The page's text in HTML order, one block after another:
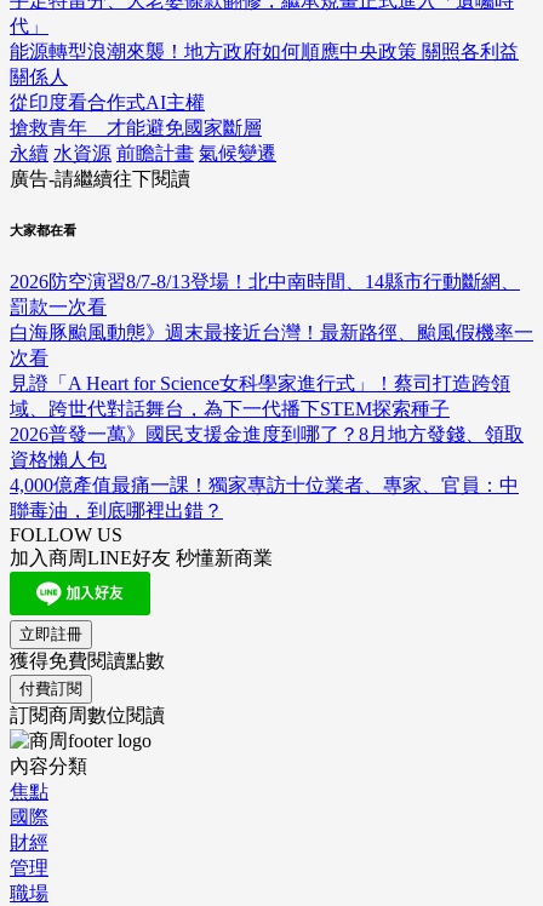
代」
能源轉型浪潮來襲！地方政府如何順應中央政策 關照各利益
關係人
從印度看合作式AI主權
搶救青年 才能避免國家斷層
永續 水資源 前瞻計畫 氣候變遷
廣告-請繼續往下閱讀
大家都在看
2026防空演習8/7-8/13登場！北中南時間、14縣市行動斷網、
罰款一次看
白海豚颱風動態》週末最接近台灣！最新路徑、颱風假機率一
次看
見證「A Heart for Science女科學家進行式」！蔡司打造跨領
域、跨世代對話舞台，為下一代播下STEM探索種子
2026普發一萬》國民支援金進度到哪了？8月地方發錢、領取
資格懶人包
4,000億產值最痛一課！獨家專訪十位業者、專家、官員：中
聯毒油，到底哪裡出錯？
FOLLOW US
加入商周LINE好友 秒懂新商業
立即註冊
獲得免費閱讀點數
付費訂閱
訂閱商周數位閱讀
內容分類
焦點
國際
財經
管理
職場